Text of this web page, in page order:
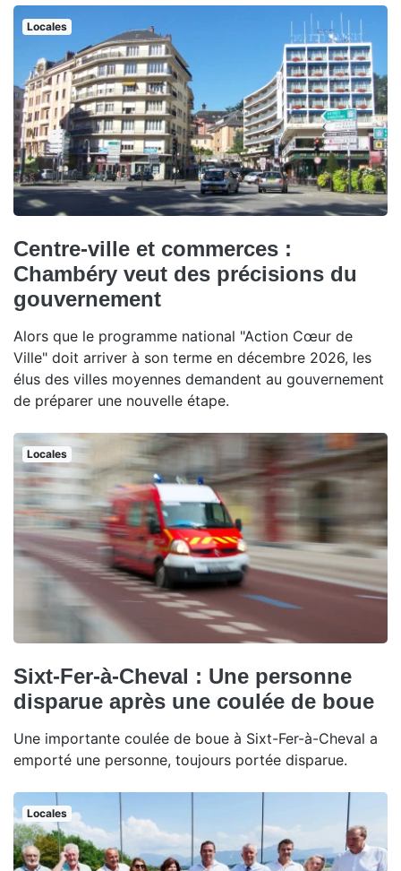
Locales
Centre-ville et commerces :
Chambéry veut des précisions du
gouvernement
Alors que le programme national "Action Cœur de
Ville" doit arriver à son terme en décembre 2026, les
élus des villes moyennes demandent au gouvernement
de préparer une nouvelle étape.
Locales
Sixt-Fer-à-Cheval : Une personne
disparue après une coulée de boue
Une importante coulée de boue à Sixt-Fer-à-Cheval a
emporté une personne, toujours portée disparue.
Locales